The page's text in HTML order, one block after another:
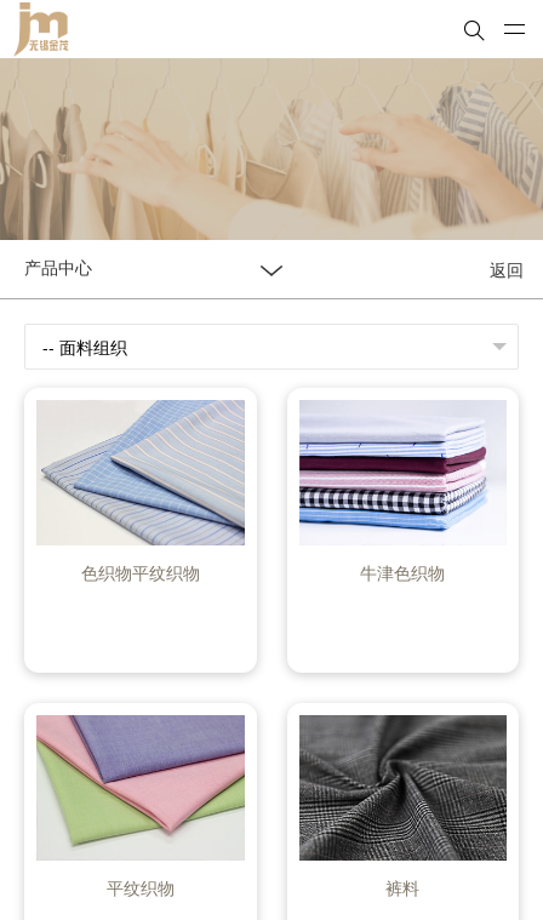
产品中心 返回
色织物平纹织物 牛津色织物
平纹织物 裤料